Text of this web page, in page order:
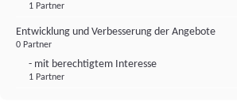
1 Partner
Entwicklung und Verbesserung der Angebote
0 Partner
- mit berechtigtem Interesse
1 Partner